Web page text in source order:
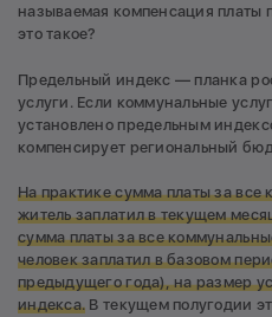
называемая компенсация платы
это такое?
Предельный индекс — планка
услуги. Если коммунальные
установлено предельным
компенсирует региональный
На практике сумма платы за все
житель заплатил в текущем
сумма платы за все
человек заплатил в базовом
предыдущего года), на размер
индекса. В текущем полугодии